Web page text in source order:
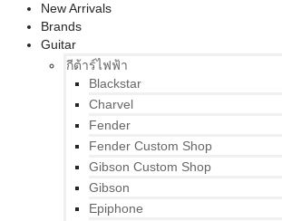
New Arrivals
Brands
Guitar
กีต้าร์ไฟฟ้า
Blackstar
Charvel
Fender
Fender Custom Shop
Gibson Custom Shop
Gibson
Epiphone